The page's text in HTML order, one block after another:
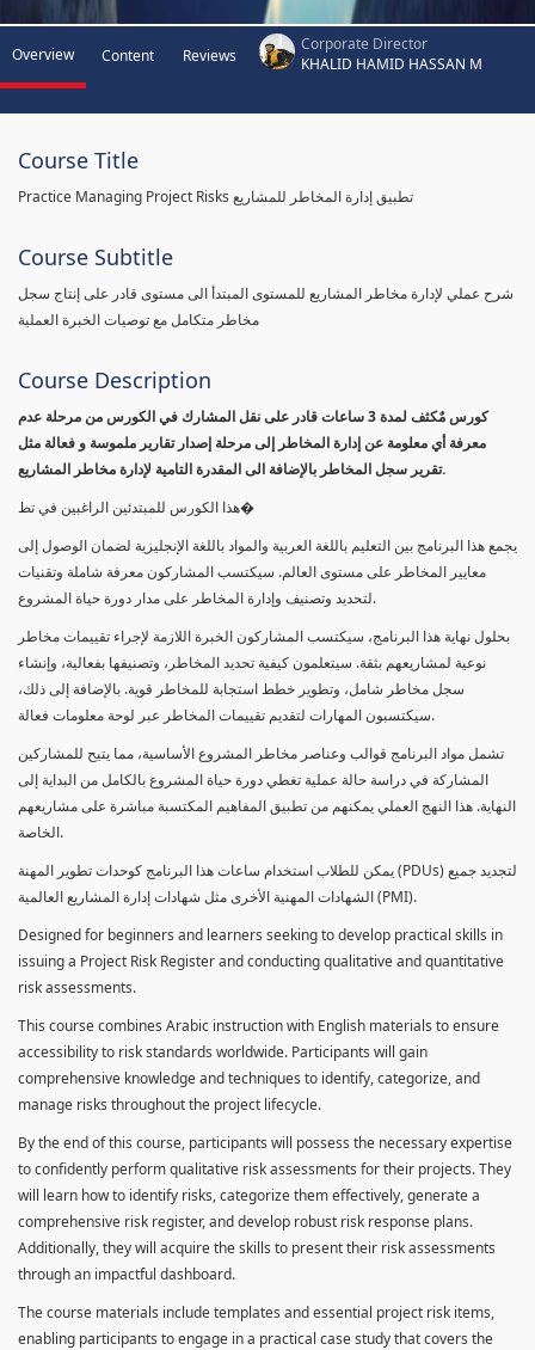
Overview Content Reviews
Corporate Director
KHALID HAMID HASSAN M
Course Title
Practice Managing Project Risks تطبيق إدارة المخاطر للمشاريع
Course Subtitle
شرح عملي لإدارة مخاطر المشاريع للمستوى المبتدأ الى مستوى قادر على إنتاج سجل
مخاطر متكامل مع توصيات الخبرة العملية
Course Description
كورس مٌكثف لمدة 3 ساعات قادر على نقل المشارك في الكورس من مرحلة عدم
معرفة أي معلومة عن إدارة المخاطر إلى مرحلة إصدار تقارير ملموسة و فعالة مثل
تقرير سجل المخاطر بالإضافة الى المقدرة التامية لإدارة مخاطر المشاريع.
هذا الكورس للمبتدئين الراغبين في تط�
يجمع هذا البرنامج بين التعليم باللغة العربية والمواد باللغة الإنجليزية لضمان الوصول إلى
معايير المخاطر على مستوى العالم. سيكتسب المشاركون معرفة شاملة وتقنيات
لتحديد وتصنيف وإدارة المخاطر على مدار دورة حياة المشروع.
بحلول نهاية هذا البرنامج، سيكتسب المشاركون الخبرة اللازمة لإجراء تقييمات مخاطر
نوعية لمشاريعهم بثقة. سيتعلمون كيفية تحديد المخاطر، وتصنيفها بفعالية، وإنشاء
سجل مخاطر شامل، وتطوير خطط استجابة للمخاطر قوية. بالإضافة إلى ذلك،
سيكتسبون المهارات لتقديم تقييمات المخاطر عبر لوحة معلومات فعالة.
تشمل مواد البرنامج قوالب وعناصر مخاطر المشروع الأساسية، مما يتيح للمشاركين
المشاركة في دراسة حالة عملية تغطي دورة حياة المشروع بالكامل من البداية إلى
النهاية. هذا النهج العملي يمكنهم من تطبيق المفاهيم المكتسبة مباشرة على مشاريعهم
الخاصة.
يمكن للطلاب استخدام ساعات هذا البرنامج كوحدات تطوير المهنة (PDUs) لتجديد جميع
الشهادات المهنية الأخرى مثل شهادات إدارة المشاريع العالمية (PMI).
Designed for beginners and learners seeking to develop practical skills in
issuing a Project Risk Register and conducting qualitative and quantitative
risk assessments.
This course combines Arabic instruction with English materials to ensure
accessibility to risk standards worldwide. Participants will gain
comprehensive knowledge and techniques to identify, categorize, and
manage risks throughout the project lifecycle.
By the end of this course, participants will possess the necessary expertise
to confidently perform qualitative risk assessments for their projects. They
will learn how to identify risks, categorize them effectively, generate a
comprehensive risk register, and develop robust risk response plans.
Additionally, they will acquire the skills to present their risk assessments
through an impactful dashboard.
The course materials include templates and essential project risk items,
enabling participants to engage in a practical case study that covers the